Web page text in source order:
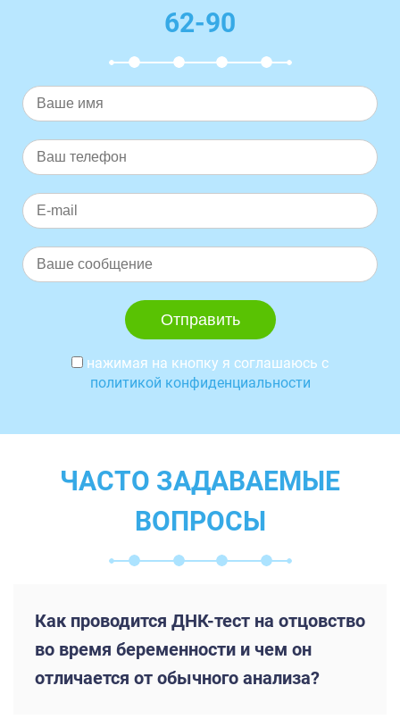
62-90
нажимая на кнопку я соглашаюсь с
политикой конфиденциальности
ЧАСТО ЗАДАВАЕМЫЕ
ВОПРОСЫ
Как проводится ДНК-тест на отцовство
во время беременности и чем он
отличается от обычного анализа?